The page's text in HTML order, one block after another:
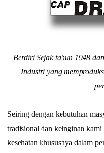
Berdiri Sejak tahun 1948
Industri yang
Seiring dengan kebutuhan
tradisional dan keinginan
kesehatan khususnya dalam